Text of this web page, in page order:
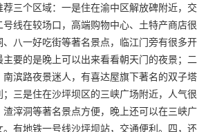
三个区域：一是住在渝中区解放碑附近，交
线在较场口，高端购物中心、土特产商店很
八一好吃街等著名景点，临江门旁有很多开
要的是晚上可以出来看看朝天门的夜景；二
滨路夜景迷人，有喜达屋旗下著名的双子塔
三是住在沙坪坝区的三峡广场附近，人气很
滓洞等著名景点方便，晚上还可以在三峡广
有地铁一号线沙坪坝站，交通便利。四，还